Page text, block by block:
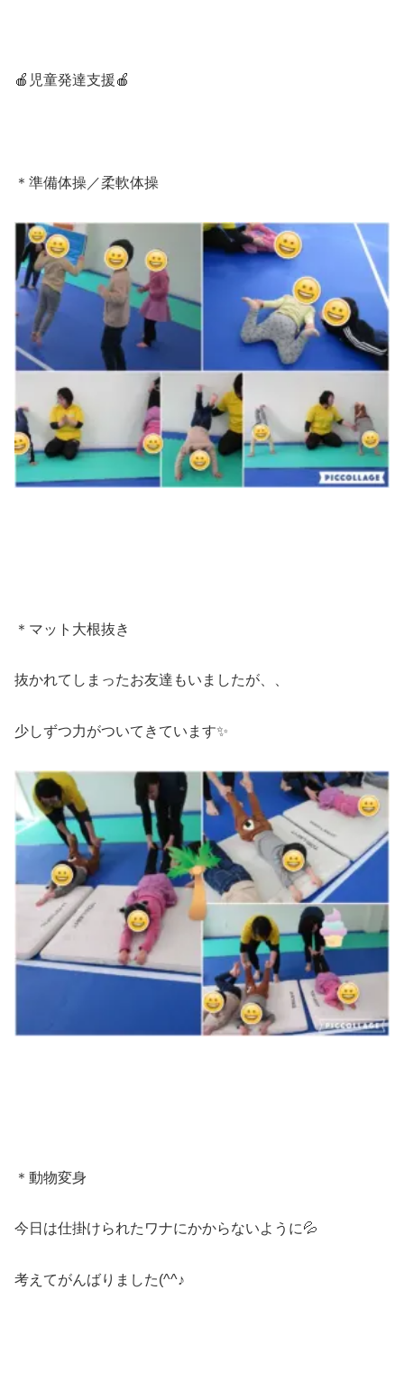
🍎児童発達支援🍎
＊準備体操／柔軟体操
＊マット大根抜き
抜かれてしまったお友達もいましたが、、
少しずつ力がついてきています✨
＊動物変身
今日は仕掛けられたワナにかからないように💦
考えてがんばりました(^^♪